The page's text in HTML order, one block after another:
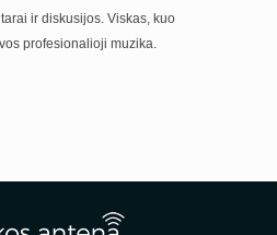
ir diskusijos. Viskas, kuo
profesionalioji muzika.